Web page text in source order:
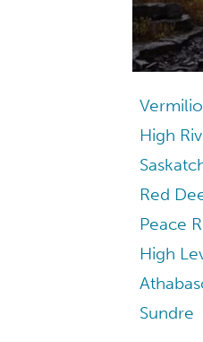
High
Red
Peace
High
Sundre